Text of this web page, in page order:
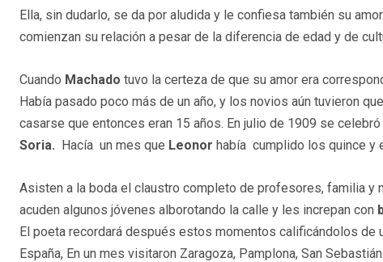
Ella, sin dudarlo, se da por aludida y le confiesa también su
comienzan su relación a pesar de la diferencia de edad y de
Cuando Machado tuvo la certeza de que su amor era
Había pasado poco más de un año, y los novios aún tuvieron
casarse que entonces eran 15 años. En julio de 1909 se
Soria. ​ Hacía un mes que Leonor había cumplido los quince y
Asisten a la boda el claustro completo de profesores, familia y
acuden algunos jóvenes alborotando la calle y les increpan con
El poeta recordará después estos momentos calificándolos de
España, En un mes visitaron Zaragoza, Pamplona, San